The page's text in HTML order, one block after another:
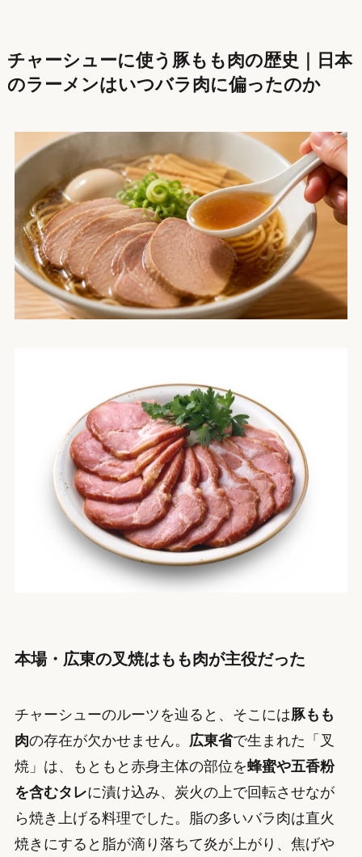
チャーシューに使う豚もも肉の歴史｜日本
のラーメンはいつバラ肉に偏ったのか
本場・広東の叉焼はもも肉が主役だった
チャーシューのルーツを辿ると、そこには豚もも
肉の存在が欠かせません。 広東省で生まれた「叉
焼」は、もともと赤身主体の部位を蜂蜜や五香粉
を含むタレに漬け込み、炭火の上で回転させなが
ら焼き上げる料理でした。脂の多いバラ肉は直火
焼きにすると脂が滴り落ちて炎が上がり、焦げや